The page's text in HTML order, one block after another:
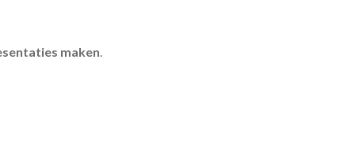
maken.